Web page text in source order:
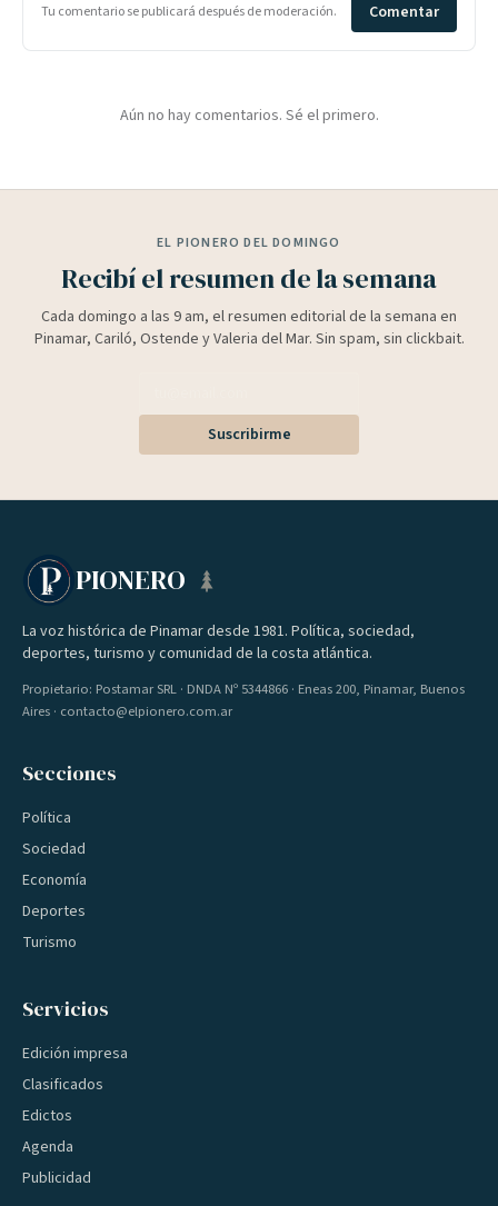
Tu comentario se publicará después de moderación. Comentar
Aún no hay comentarios. Sé el primero.
EL PIONERO DEL DOMINGO
Recibí el resumen de la semana
Cada domingo a las 9 am, el resumen editorial de la semana en
Pinamar, Cariló, Ostende y Valeria del Mar. Sin spam, sin clickbait.
Suscribirme
PIONERO
La voz histórica de Pinamar desde 1981. Política, sociedad,
deportes, turismo y comunidad de la costa atlántica.
Propietario: Postamar SRL · DNDA Nº 5344866 · Eneas 200, Pinamar, Buenos
Aires · contacto@elpionero.com.ar
Secciones
Política
Sociedad
Economía
Deportes
Turismo
Servicios
Edición impresa
Clasificados
Edictos
Agenda
Publicidad